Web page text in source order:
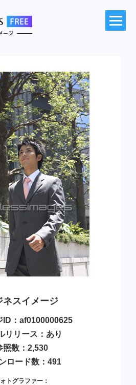
ネスイメージ
ID：af0100000625
リリース：あり
照数：2,530
ロード数：491
トグラファー：